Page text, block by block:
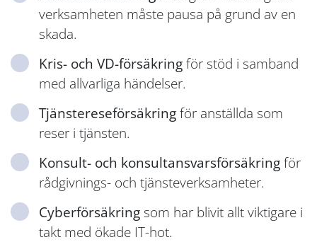
verksamheten måste pausa på grund av en
skada.
Kris- och VD-försäkringför stöd i samband
med allvarliga händelser.
Tjänstereseförsäkringför anställda som
reser i tjänsten.
Konsult- och konsultansvarsförsäkringför
rådgivnings- och tjänsteverksamheter.
Cyberförsäkring som har blivit allt viktigare i
takt med ökade IT-hot.